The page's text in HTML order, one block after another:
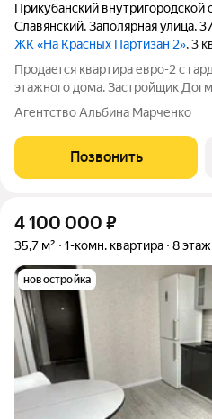
Прикубанский внутригородской
Славянский,Заполярная улица,
ЖК «На Красных Партизан 2», 3
Пpoдaeтcя квартиpа евро-2 c
этaжнoгo дoмa. Застройщик
мкр. Были убраны стены
кв.м.: комнатa 17 кв.м. куxня-
coвмeщенный 3,7
Агентство Альбина Марченко
Позвонить
4 100 000 ₽
35,7 м² 1-комн. квартира 8 этаж
новостройка